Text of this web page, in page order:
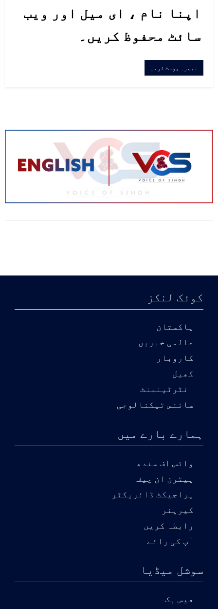
اپنا نام ، ای میل اور ویب
سائٹ محفوظ کریں۔
کوئک لنکز
پاکستان
عالمی خبریں
کاروبار
کھیل
انٹرٹینمنٹ
سائنس ٹیکنالوجی
ہمارے بارے میں
وائس آف سندھ
پیٹرن ان چیف
پراجیکٹ ڈائریکٹر
کیریئر
رابطہ کریں
آپ کی رائے
سوشل میڈیا
فیس بک